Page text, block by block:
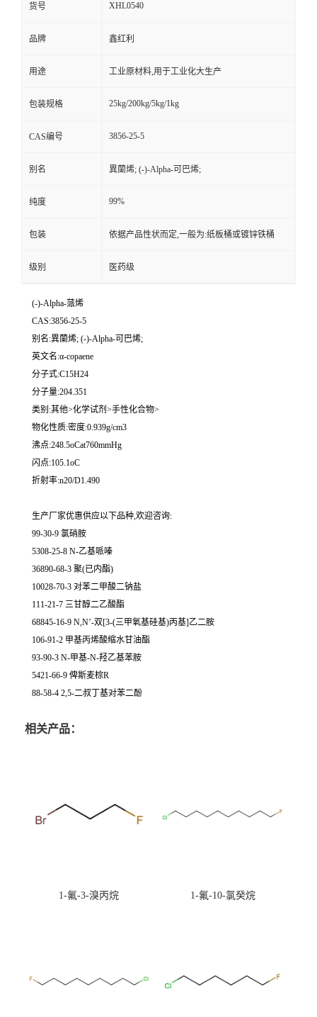
货号 XHL0540
品牌 鑫红利
用途 工业原材料,用于工业化大生产
包装规格 25kg/200kg/5kg/1kg
CAS编号 3856-25-5
别名 異蘭烯; (-)-Alpha-可巴烯;
纯度 99%
包装 依据产品性状而定,一般为:纸板桶或镀锌铁桶
级别 医药级
(-)-Alpha-蒎烯
CAS:3856-25-5
别名:異蘭烯; (-)-Alpha-可巴烯;
英文名:α-copaene
分子式:C15H24
分子量:204.351
类别:其他>化学试剂>手性化合物>
物化性质:密度:0.939g/cm3
沸点:248.5oCat760mmHg
闪点:105.1oC
折射率:n20/D1.490
生产厂家优惠供应以下品种,欢迎咨询:
99-30-9 氯硝胺
5308-25-8 N-乙基哌嗪
36890-68-3 聚(已内酯)
10028-70-3 对苯二甲酸二钠盐
111-21-7 三甘醇二乙酸酯
68845-16-9 N,N’-双[3-(三甲氧基硅基)丙基]乙二胺
106-91-2 甲基丙烯酸缩水甘油酯
93-90-3 N-甲基-N-羟乙基苯胺
5421-66-9 俾斯麦棕R
88-58-4 2,5-二叔丁基对苯二酚
相关产品：
1-氟-3-溴丙烷 1-氟-10-氯癸烷